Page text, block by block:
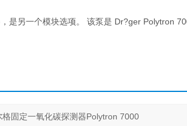
是另一个模块选项。 该泵是 Dr?ger Polytron